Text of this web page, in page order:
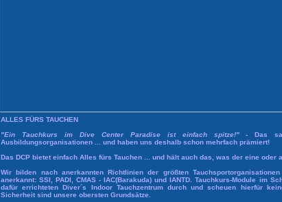
ALLES FÜRS TAUCHEN
"Ein Tauchkurs im Dive Center Paradise ist einfach spitze!"- Das
Ausbildungsorganisationen ... und haben uns deshalb schon mehrfach prämiert!
Das DCP bietet einfach Alles fürs Tauchen ... und hält auch das, was der eine oder
Wir bilden nach anerkannten Richtlinien der größten
anerkannt: SSI, PADI, CMAS - IAC(Barakuda) und IANTD. Tauchkurs-Module im
dafür errichteten Diver´s Indoor Tauchzentrum durch und scheuen hierfür
Sicherheit sind unsere obersten Grundsätze.